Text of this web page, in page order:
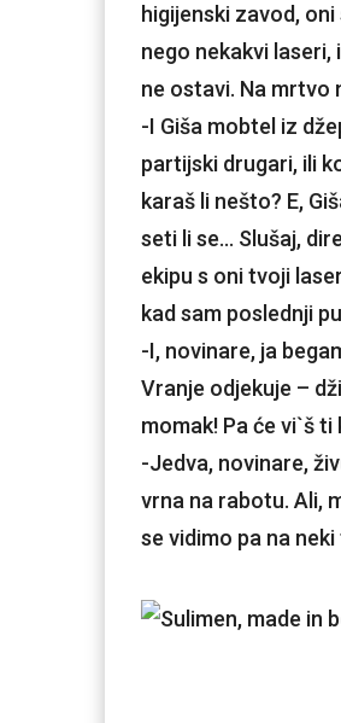
higijenski zavod,
nego nekakvi laseri,
ne ostavi. Na mrtvo
-I Giša mobtel iz
partijski drugari, ili
karaš li nešto? E,
seti li se… Slušaj,
ekipu s oni tvoji
kad sam poslednji
-I, novinare, ja
Vranje odjekuje –
momak! Pa će vi`š
-Jedva, novinare,
vrna na rabotu. Ali,
se vidimo pa na